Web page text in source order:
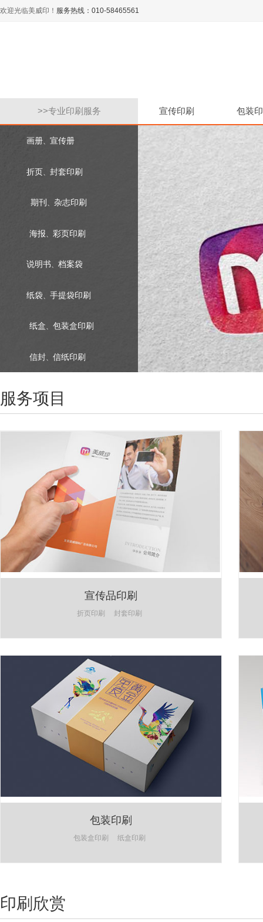
欢迎光临美威印！ 服务热线：010-58465561
>>专业印刷服务 宣传印刷 包装
画册、 宣传册
折页 封套印刷
期刊 、 杂志印刷
海报 彩页印刷
说明书、 档案袋
纸袋 手提袋印刷
纸盒、 包装盒印刷
信封 信纸印刷
服务项目
宣传品印刷
折页印刷 封套印刷
包装印刷
包装盒印刷 纸盒印刷
印刷欣赏